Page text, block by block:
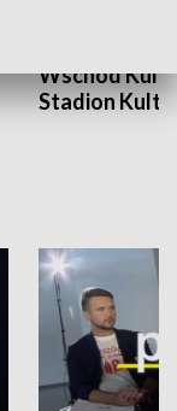
Wschód
Stadion